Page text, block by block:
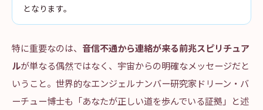
となります。
特に重要なのは、 音信不通から連絡が来る前兆スピリチュア
ルが単なる偶然ではなく、宇宙からの明確なメッセージだと
いうこと。世界的なエンジェルナンバー研究家ドリーン・バ
ーチュー博士も「あなたが正しい道を歩んでいる証拠」と述